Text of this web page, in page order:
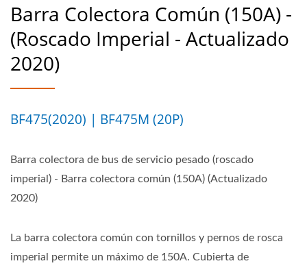
Barra Colectora Común (150A) -
(Roscado Imperial - Actualizado
2020)
BF475(2020) | BF475M (20P)
Barra colectora de bus de servicio pesado (roscado
imperial) - Barra colectora común (150A) (Actualizado
2020)
La barra colectora común con tornillos y pernos de rosca
imperial permite un máximo de 150A. Cubierta de